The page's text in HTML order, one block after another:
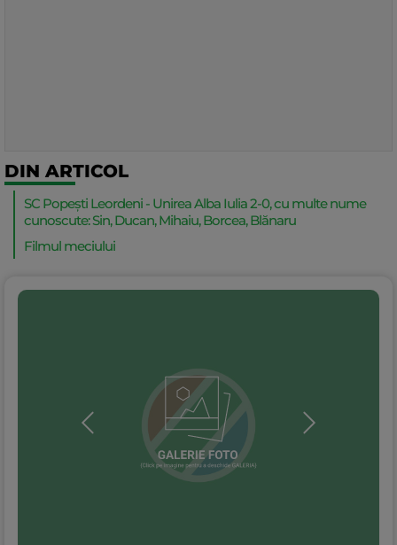
DIN ARTICOL
SC Popești Leordeni - Unirea Alba Iulia 2-0, cu multe nume
cunoscute: Sin, Ducan, Mihaiu, Borcea, Blănaru
Filmul meciului